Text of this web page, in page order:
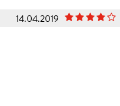
14.04.2019